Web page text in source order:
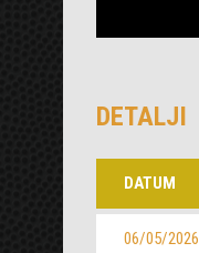
DETALJI
DATUM
06/05/2026